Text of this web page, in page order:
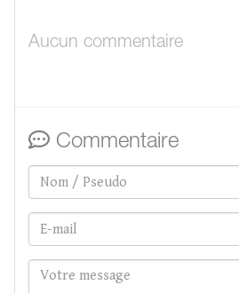
Aucun commentaire
Commentaire